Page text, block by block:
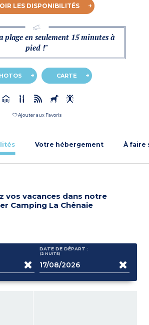
LES DISPONIBILITÉS
plage en seulement 15 minutes à
pied !"
CARTE
Ajouter aux Favoris
Votre hébergement À faire
vos vacances dans notre
Camping La Chênaie
DATE DE DÉPART :
(2 NUITS)